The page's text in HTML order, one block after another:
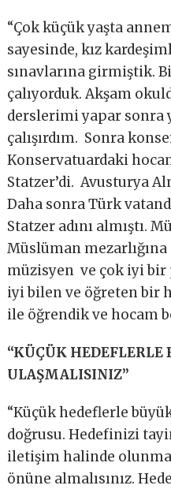
“Çok küçük yaşta
sayesinde, kız
sınavlarına girmiştik.
çalıyorduk. Akşam
derslerimi yapar sonra
çalışırdım. Sonra
Konservatuardaki
Statzer’di. Avusturya
Daha sonra Türk
Statzer adını almıştı.
Müslüman
müzisyen ve çok iyi bir
iyi bilen ve öğreten bir
ile öğrendik ve hocam
“KÜÇÜK HEDEFLERLE
ULAŞMALISINIZ”
“Küçük hedeflerle
doğrusu. Hedefinizi
iletişim halinde
önüne almalısınız.